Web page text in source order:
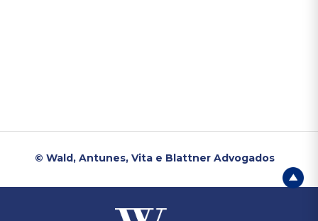
© Wald, Antunes, Vita e Blattner Advogados